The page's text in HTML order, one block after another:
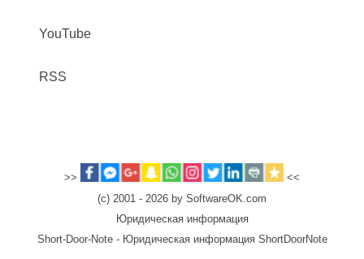
YouTube
RSS
>>
<<
(c) 2001 - 2026 by SoftwareOK.com
Юридическая информация
Short-Door-Note - Юридическая информация ShortDoorNote